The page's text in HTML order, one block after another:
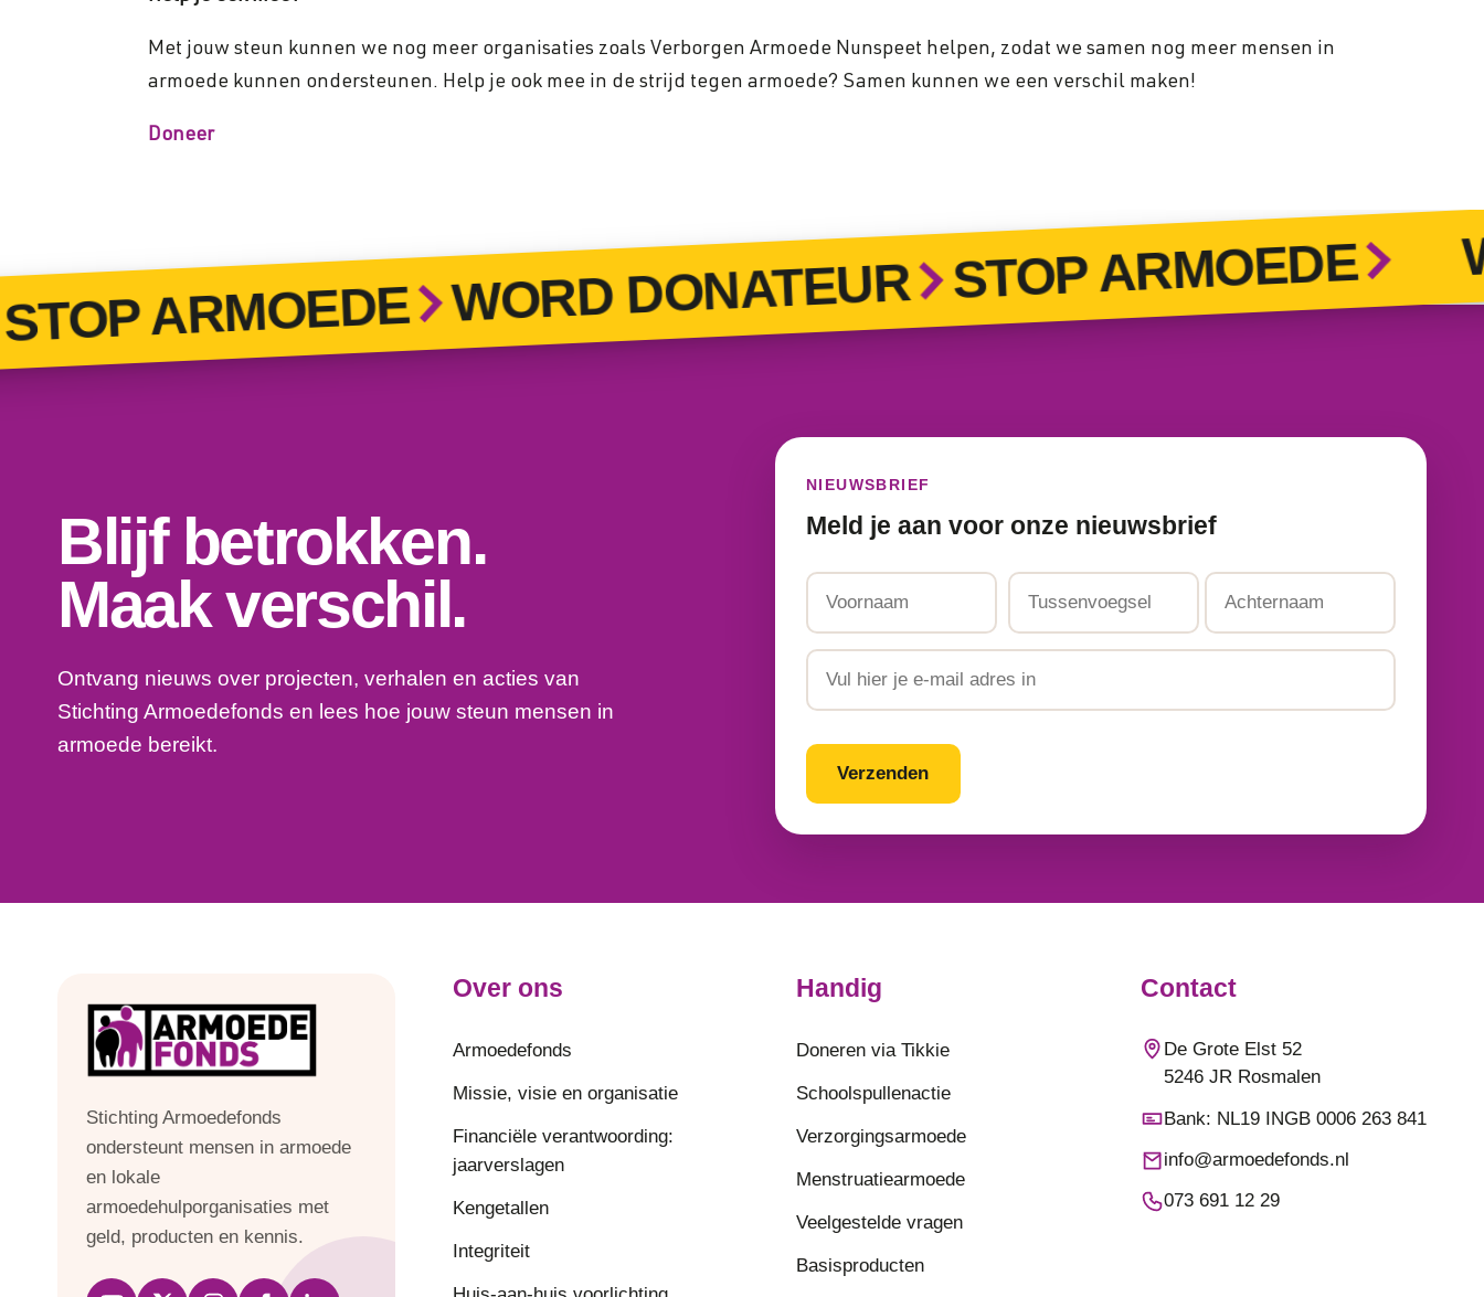
Met jouw steun kunnen we nog meer organisaties zoals Verborgen Armoede Nunspeet helpen, zodat we samen nog meer mensen in
armoede kunnen ondersteunen. Help je ook mee in de strijd tegen armoede? Samen kunnen we een verschil maken!
Doneer
ARMOEDE WORD DONATEUR STOP ARMOEDE
Blijf betrokken.
Maak verschil.
Ontvang nieuws over projecten, verhalen en acties van
Stichting Armoedefonds en lees hoe jouw steun mensen in
armoede bereikt.
NIEUWSBRIEF
Meld je aan voor onze nieuwsbrief
Voornaam Tussenvoegsel Achternaam
CAPTCHA
Stichting Armoedefonds
ondersteunt mensen in armoede
en lokale
armoedehulporganisaties met
geld, producten en kennis.
Over ons
Armoedefonds
Missie, visie en organisatie
Financiële verantwoording:
jaarverslagen
Kengetallen
Integriteit
Handig
Doneren via Tikkie
Schoolspullenactie
Verzorgingsarmoede
Menstruatiearmoede
Veelgestelde vragen
Basisproducten
Contact
De Grote Elst 52
5246 JR Rosmalen
Bank: NL19 INGB 0006 263 841
info@armoedefonds.nl
073 691 12 29